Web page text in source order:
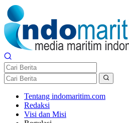
Tentang indomaritim.com
Redaksi
Visi dan Misi